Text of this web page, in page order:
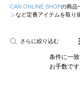
CAN ONLINE SHOPの商品
ンなど定番アイテムを取り
さらに絞り込む
条件に一
お手数で